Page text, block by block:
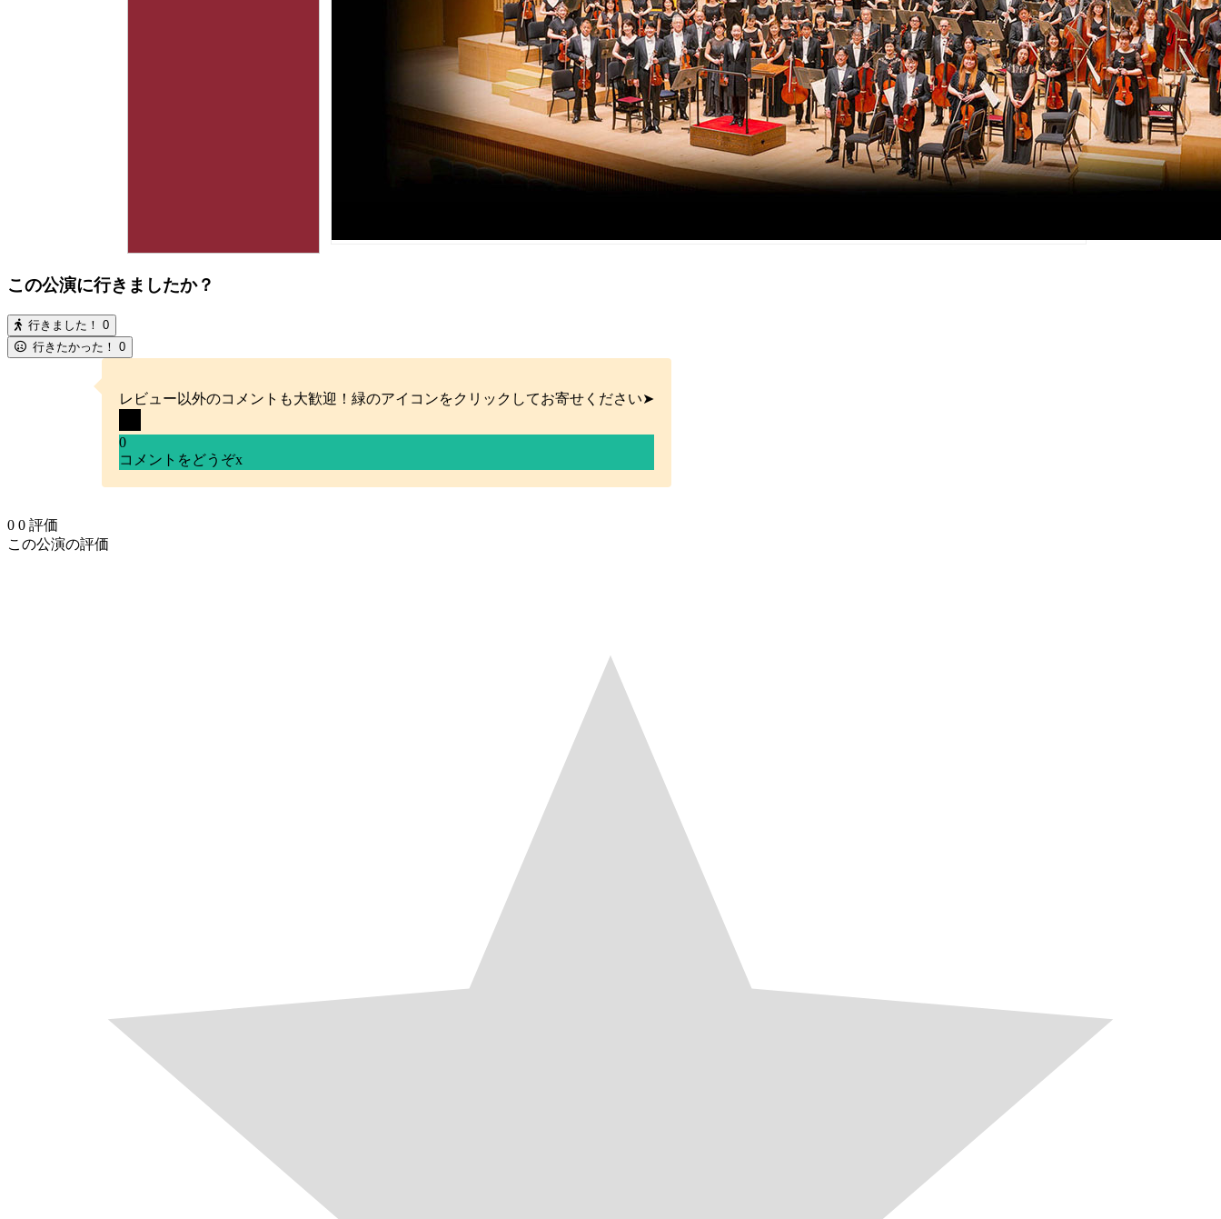
この公演に行きましたか？
行きました！ 0
行きたかった！ 0
レビュー以外のコメントも大歓迎！緑のアイコンをクリックしてお寄せください➤
0
コメントをどうぞx
0 0 評価
この公演の評価